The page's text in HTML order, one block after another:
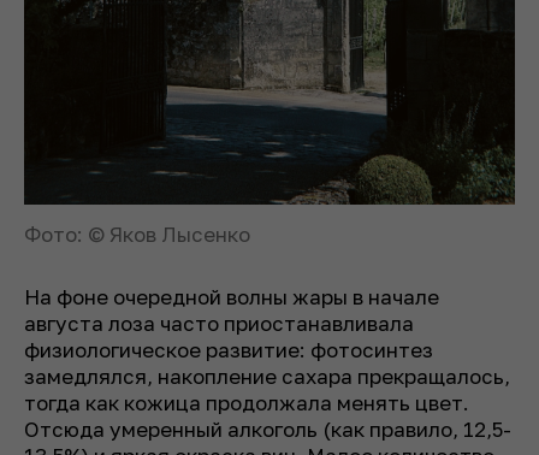
Фото: © Яков Лысенко
На фоне очередной волны жары в начале
августа лоза часто приостанавливала
физиологическое развитие: фотосинтез
замедлялся, накопление сахара прекращалось,
тогда как кожица продолжала менять цвет.
Отсюда умеренный алкоголь (как правило, 12,5-